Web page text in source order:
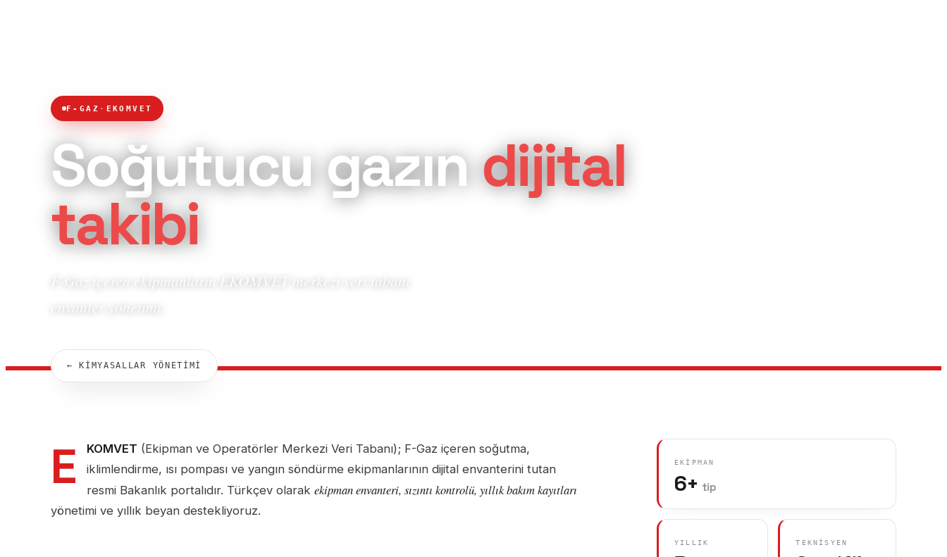
F-GAZ · EKOMVET
Soğutucu gazındijital
takibi
F-Gaz içeren ekipmanların EKOMVET merkezi veri tabanı
envanter yönetimi.
← KİMYASALLAR YÖNETİMİ
E KOMVET (Ekipman ve Operatörler Merkezi Veri Tabanı); F-Gaz içeren soğutma,
iklimlendirme, ısı pompası ve yangın söndürme ekipmanlarının dijital envanterini tutan
resmi Bakanlık portalıdır. Türkçev olarak ekipman envanteri, sızıntı kontrolü, yıllık bakım kayıtları
yönetimi ve yıllık beyan destekliyoruz.
EKIPMAN
6+ tip
YILLIK TEKNISYEN